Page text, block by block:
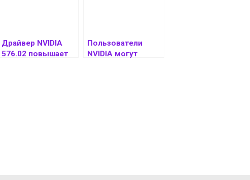
Драйвер NVIDIA
576.02 повышает
Пользователи
NVIDIA могут